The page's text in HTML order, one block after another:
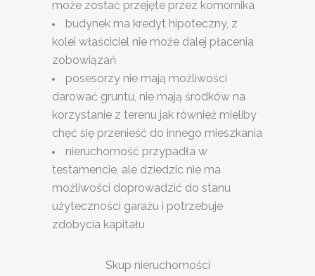
może zostać przejęte przez komornika
budynek ma kredyt hipoteczny, z
kolei właściciel nie może dalej płacenia
zobowiązań
posesorzy nie mają możliwości
darować gruntu, nie mają środków na
korzystanie z terenu jak również mieliby
chęć się przenieść do innego mieszkania
nieruchomość przypadła w
testamencie, ale dziedzic nie ma
możliwości doprowadzić do stanu
użyteczności garażu i potrzebuje
zdobycia kapitału
Skup nieruchomości